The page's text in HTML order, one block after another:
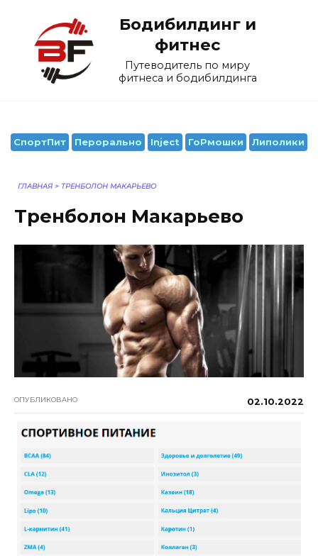
содержанию
Бодибилдинг и
фитнес
Путеводитель по миру
фитнеса и бодибилдинга
СпортПит Перорально Inject ГоРмошки Липолики
ГЛАВНАЯ > ТРЕНБОЛОН МАКАРЬЕВО
Тренболон Макарьево
ОПУБЛИКОВАНО 02.10.2022